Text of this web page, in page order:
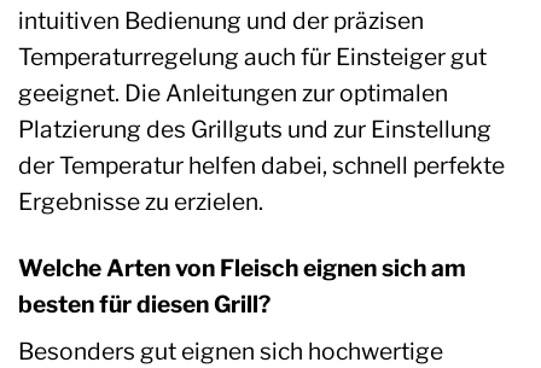
intuitiven Bedienung und der präzisen
Temperaturregelung auch für Einsteiger gut
geeignet. Die Anleitungen zur optimalen
Platzierung des Grillguts und zur Einstellung
der Temperatur helfen dabei, schnell perfekte
Ergebnisse zu erzielen.
Welche Arten von Fleisch eignen sich am
besten für diesen Grill?
Besonders gut eignen sich hochwertige